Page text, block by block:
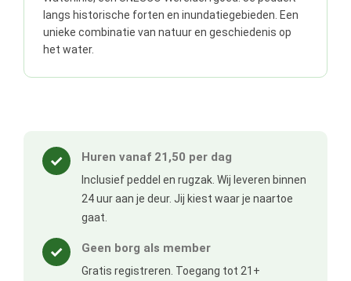
langs historische forten en inundatiegebieden. Een
unieke combinatie van natuur en geschiedenis op
het water.
✓ Huren vanaf 21,50 per dag
Inclusief peddel en rugzak. Wij leveren binnen
24 uur aan je deur. Jij kiest waar je naartoe
gaat.
✓ Geen borg als member
Gratis registreren. Toegang tot 21+